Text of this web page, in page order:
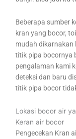
Beberapa sumber
kran yang bocor,
mudah dikarnakan
titik pipa bocornya
pengalaman kami
deteksi dan baru
titik pipa bocor
Lokasi bocor air
Keran air bocor
Pengecekan Kran